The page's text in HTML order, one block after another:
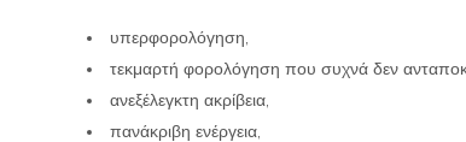
υπερφορολόγηση,
τεκμαρτή φορολόγηση που συχνά δεν
ανεξέλεγκτη ακρίβεια,
πανάκριβη ενέργεια,